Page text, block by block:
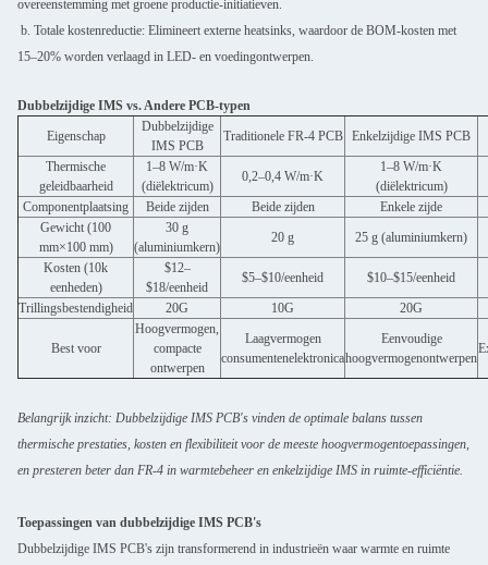
overeenstemming met groene productie-initiatieven.
b. Totale kostenreductie: Elimineert externe heatsinks, waardoor de BOM-kosten met
15–20% worden verlaagd in LED- en voedingontwerpen.
Dubbelzijdige IMS vs. Andere PCB-typen
Eigenschap
Dubbelzijdige
IMS PCB
Traditionele FR-4 PCB
Enkelzijdige IMS PCB
Thermische
geleidbaarheid
1–8 W/m·K
(diëlektricum)
0,2–0,4 W/m·K
1–8 W/m·K
(diëlektricum)
Componentplaatsing
Beide zijden Beide zijden
Enkele zijde
Gewicht (100
mm×100 mm)
30 g
(aluminiumkern)
20 g
25 g (aluminiumkern)
Kosten (10k
eenheden)
$12–
$18/eenheid
$5–$10/eenheid
$10–$15/eenheid
Trillingsbestendigheid
20G 10G 20G
Best voor
Hoogvermogen,
compacte
ontwerpen
Laagvermogen
consumentenelektronica
Eenvoudige
hoogvermogenontwerpen
Belangrijk inzicht: Dubbelzijdige IMS PCB's vinden de optimale balans tussen
thermische prestaties, kosten en flexibiliteit voor de meeste hoogvermogentoepassingen,
en presteren beter dan FR-4 in warmtebeheer en enkelzijdige IMS in ruimte-efficiëntie.
Toepassingen van dubbelzijdige IMS PCB's
Dubbelzijdige IMS PCB's zijn transformerend in industrieën waar warmte en ruimte